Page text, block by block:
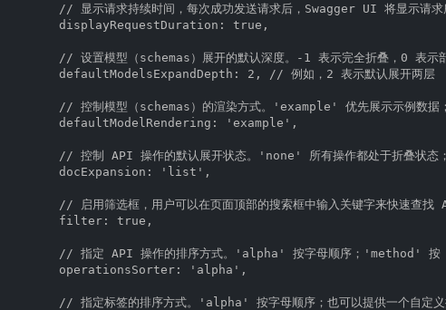
// 显示请求持续时间，每次成功发送请求后，Swagger UI 将显示请求
        displayRequestDuration: true,
// 设置模型（schemas）展开的默认深度。-1 表示完全折叠，0 表示部
        defaultModelsExpandDepth: 2, // 例如，2 表示默认展开两层
// 控制模型（schemas）的渲染方式。'example' 优先展示示例数据
        defaultModelRendering: 'example',
// 控制 API 操作的默认展开状态。'none' 所有操作都处于折叠状态
        docExpansion: 'list',
// 启用筛选框，用户可以在页面顶部的搜索框中输入关键字来快速查找
        filter: true,
// 指定 API 操作的排序方式。'alpha' 按字母顺序；'method' 按
        operationsSorter: 'alpha',
// 指定标签的排序方式。'alpha' 按字母顺序；也可以提供一个自定义